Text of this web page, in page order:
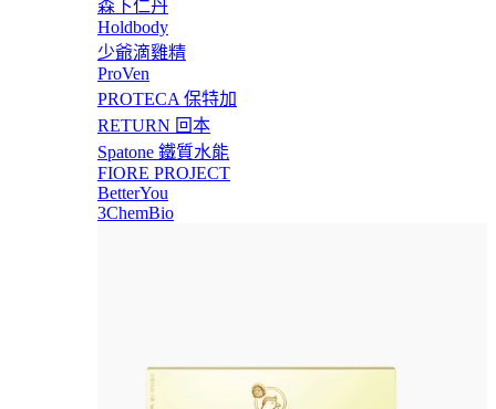
森下仁丹
Holdbody
少爺滴雞精
ProVen
PROTECA 保特加
RETURN 回本
Spatone 鐵質水能
FIORE PROJECT
BetterYou
3ChemBio